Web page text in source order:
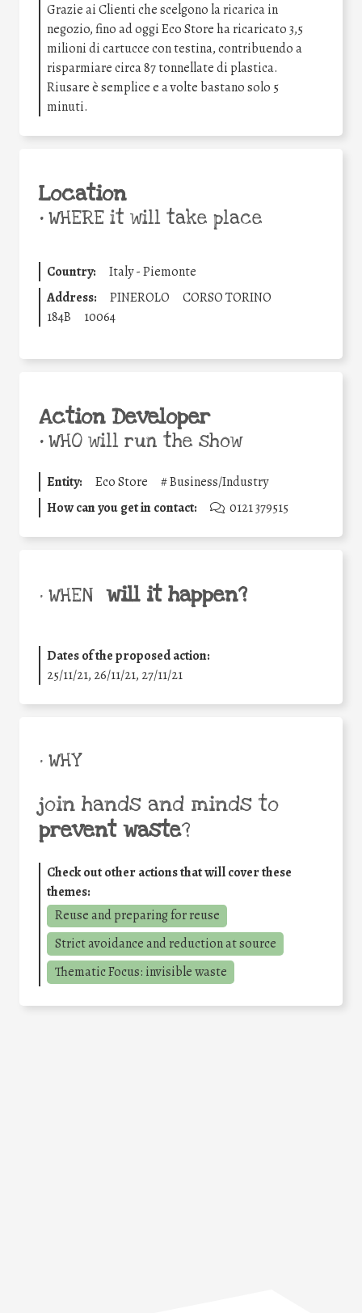
Grazie ai Clienti che scelgono la ricarica in
negozio, fino ad oggi Eco Store ha ricaricato 3,5
milioni di cartucce con testina, contribuendo a
risparmiare circa 87 tonnellate di plastica.
Riusare è semplice e a volte bastano solo 5
minuti.
Location
•WHERE it will take place
Country:
Italy - Piemonte
Address:
PINEROLO
CORSO TORINO
184B
10064
Action Developer
•WHO will run the show
Entity: Eco Store #Business/Industry
How can you get in contact:
0121 379515
• WHEN will it happen?
Dates of the proposed action:
25/11/21, 26/11/21, 27/11/21
• WHY
join hands and minds to
prevent waste?
Check out other actions that will cover these
themes:
Reuse and preparing for reuse
Strict avoidance and reduction at source
Thematic Focus: invisible waste